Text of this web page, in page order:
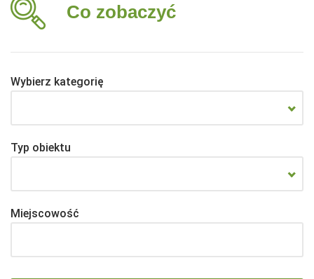
Co zobaczyć
Wybierz kategorię
Typ obiektu
Miejscowość